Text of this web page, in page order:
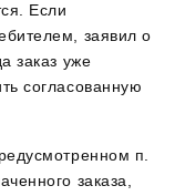
Если
заявил о
заказ уже
согласованную
п.
заказа,